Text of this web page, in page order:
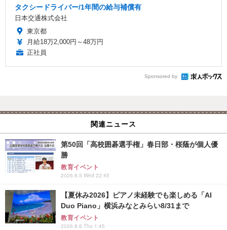
タクシードライバー/1年間の給与補償有
日本交通株式会社
東京都
月給18万2,000円～48万円
正社員
Sponsored by
関連ニュース
第50回「高校囲碁選手権」春日部・桜蔭が個人優
勝
教育イベント
2026.8.5 Wed 22:45
【夏休み2026】ピアノ未経験でも楽しめる「AI
Duo Piano」横浜みなとみらい8/31まで
教育イベント
2026.8.6 Thu 1:45